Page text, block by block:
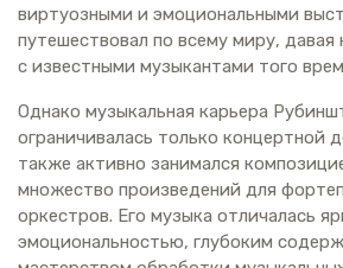
виртуозными и эмоциональными
путешествовал по всему миру,
с известными музыкантами того
Однако музыкальная карьера
ограничивалась только концертной
также активно занимался
множество произведений для
оркестров. Его музыка отличалась
эмоциональностью, глубоким